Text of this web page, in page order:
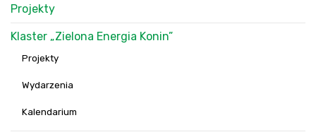
Projekty
Klaster „Zielona Energia Konin”
Projekty
Wydarzenia
Kalendarium